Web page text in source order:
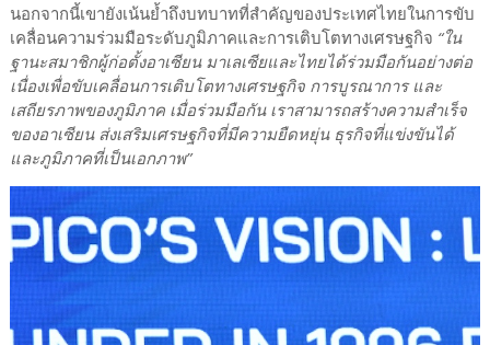
นอกจากนี้เขายังเน้นย้ำถึงบทบาทที่สำคัญของประเทศไทยในการขับ
เคลื่อนความร่วมมือระดับภูมิภาคและการเติบโตทางเศรษฐกิจ “ใน
ฐานะสมาชิกผู้ก่อตั้งอาเซียน มาเลเซียและไทยได้ร่วมมือกันอย่างต่อ
เนื่องเพื่อขับเคลื่อนการเติบโตทางเศรษฐกิจ การบูรณาการ และ
เสถียรภาพของภูมิภาค เมื่อร่วมมือกัน เราสามารถสร้างความสำเร็จ
ของอาเซียน ส่งเสริมเศรษฐกิจที่มีความยืดหยุ่น ธุรกิจที่แข่งขันได้
และภูมิภาคที่เป็นเอกภาพ”